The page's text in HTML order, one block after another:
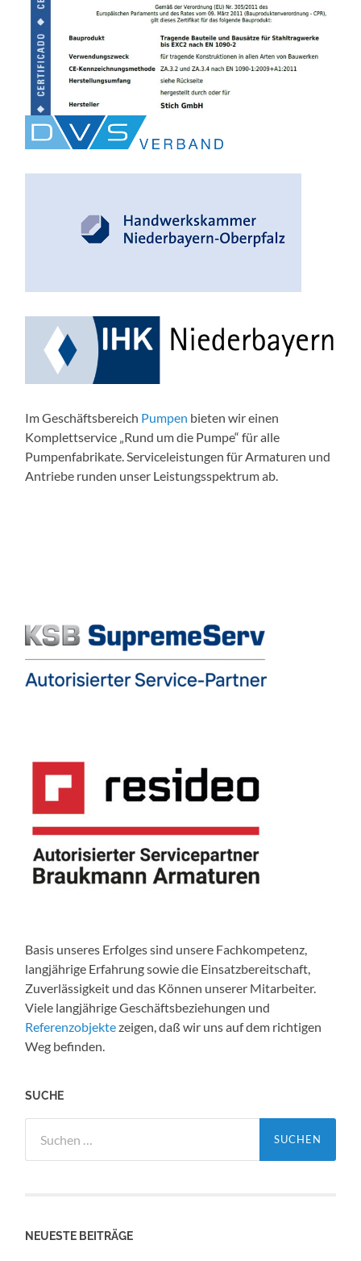
Im Geschäftsbereich Pumpen bieten wir einen
Komplettservice „Rund um die Pumpe“ für alle
Pumpenfabrikate. Serviceleistungen für Armaturen und
Antriebe runden unser Leistungsspektrum ab.
Basis unseres Erfolges sind unsere Fachkompetenz,
langjährige Erfahrung sowie die Einsatzbereitschaft,
Zuverlässigkeit und das Können unserer Mitarbeiter.
Viele langjährige Geschäftsbeziehungen und
Referenzobjektezeigen, daß wir uns auf dem richtigen
Weg befinden.
SUCHE
nach:
NEUESTE BEITRÄGE